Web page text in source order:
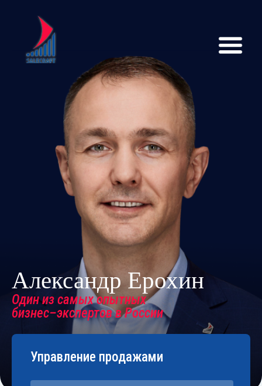
Александр Ерохин
Один из самых опытных
бизнес–экспертов в России
Управление продажами